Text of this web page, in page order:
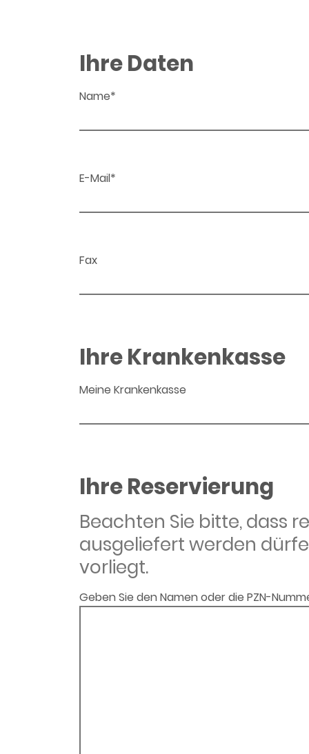
Ihre Daten
Name*
E-Mail*
Fax
Ihre Krankenkasse
Meine Krankenkasse
Ihre Reservierung
Beachten Sie bitte, dass
ausgeliefert werden
vorliegt.
Geben Sie den Namen oder die PZN-